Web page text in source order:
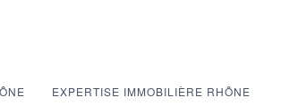
EXPERTISE IMMOBILIÈRE RHÔNE